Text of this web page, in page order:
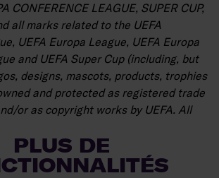
CONFERENCE LEAGUE, SUPER CUP,
all marks related to the UEFA
UEFA Europa League, UEFA Europa
and UEFA Super Cup (including, but
designs, mascots, products, trophies
and protected as registered trade
or as copyright works by UEFA. All
PLUS DE